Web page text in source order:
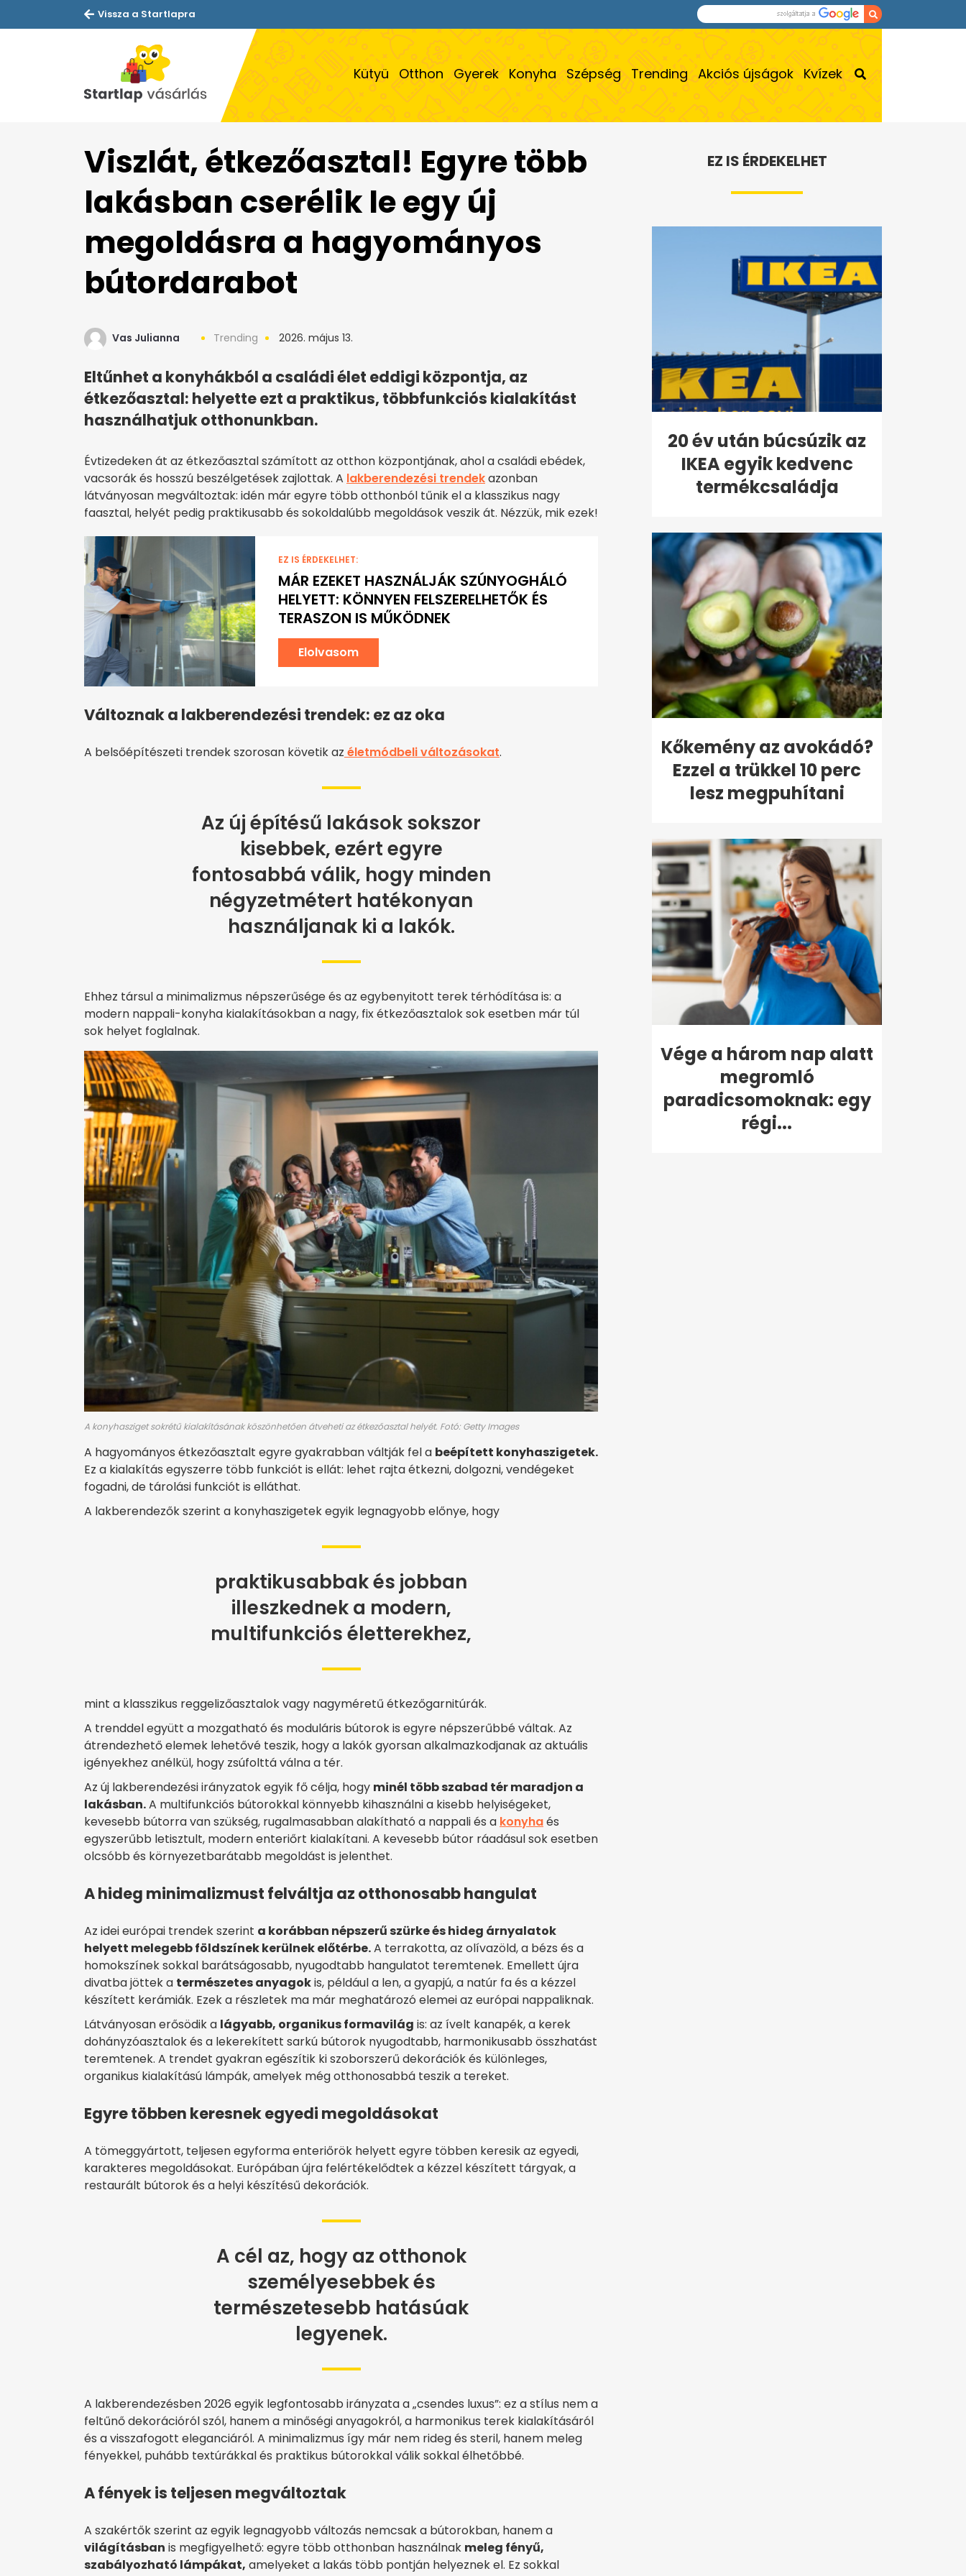
Vissza a Startlapra
Kütyü Otthon Gyerek Konyha Szépség Trending Akciós újságok Kvízek
Viszlát, étkezőasztal! Egyre több
lakásban cserélik le egy új
megoldásra a hagyományos
bútordarabot
Vas Julianna Trending 2026. május 13.
Eltűnhet a konyhákból a családi élet eddigi központja, az
étkezőasztal: helyette ezt a praktikus, többfunkciós kialakítást
használhatjuk otthonunkban.
Évtizedeken át az étkezőasztal számított az otthon központjának, ahol a családi ebédek,
vacsorák és hosszú beszélgetések zajlottak. A lakberendezési trendekazonban
látványosan megváltoztak: idén már egyre több otthonból tűnik el a klasszikus nagy
faasztal, helyét pedig praktikusabb és sokoldalúbb megoldások veszik át. Nézzük, mik ezek!
EZ IS ÉRDEKELHET:
MÁR EZEKET HASZNÁLJÁK SZÚNYOGHÁLÓ
HELYETT: KÖNNYEN FELSZERELHETŐK ÉS
TERASZON IS MŰKÖDNEK
Elolvasom
Változnak a lakberendezési trendek: ez az oka
A belsőépítészeti trendek szorosan követik az életmódbeli változásokat.
Az új építésű lakások sokszor
kisebbek, ezért egyre
fontosabbá válik, hogy minden
négyzetmétert hatékonyan
használjanak ki a lakók.
Ehhez társul a minimalizmus népszerűsége és az egybenyitott terek térhódítása is: a
modern nappali-konyha kialakításokban a nagy, fix étkezőasztalok sok esetben már túl
sok helyet foglalnak.
A konyhasziget sokrétű kialakításának köszönhetően átveheti az étkezőasztal helyét. Fotó: Getty Images
A hagyományos étkezőasztalt egyre gyakrabban váltják fel a beépített konyhaszigetek.
Ez a kialakítás egyszerre több funkciót is ellát: lehet rajta étkezni, dolgozni, vendégeket
fogadni, de tárolási funkciót is elláthat.
A lakberendezők szerint a konyhaszigetek egyik legnagyobb előnye, hogy
praktikusabbak és jobban
illeszkednek a modern,
multifunkciós életterekhez,
mint a klasszikus reggelizőasztalok vagy nagyméretű étkezőgarnitúrák.
A trenddel együtt a mozgatható és moduláris bútorok is egyre népszerűbbé váltak. Az
átrendezhető elemek lehetővé teszik, hogy a lakók gyorsan alkalmazkodjanak az aktuális
igényekhez anélkül, hogy zsúfolttá válna a tér.
Az új lakberendezési irányzatok egyik fő célja, hogy minél több szabad tér maradjon a
lakásban.A multifunkciós bútorokkal könnyebb kihasználni a kisebb helyiségeket,
kevesebb bútorra van szükség, rugalmasabban alakítható a nappali és a konyhaés
egyszerűbb letisztult, modern enteriőrt kialakítani. A kevesebb bútor ráadásul sok esetben
olcsóbb és környezetbarátabb megoldást is jelenthet.
A hideg minimalizmust felváltja az otthonosabb hangulat
Az idei európai trendek szerint a korábban népszerű szürke és hideg árnyalatok
helyett melegebb földszínek kerülnek előtérbe.A terrakotta, az olívazöld, a bézs és a
homokszínek sokkal barátságosabb, nyugodtabb hangulatot teremtenek. Emellett újra
divatba jöttek a természetes anyagokis, például a len, a gyapjú, a natúr fa és a kézzel
készített kerámiák. Ezek a részletek ma már meghatározó elemei az európai nappaliknak.
Látványosan erősödik a lágyabb, organikus formavilág is: az ívelt kanapék, a kerek
dohányzóasztalok és a lekerekített sarkú bútorok nyugodtabb, harmonikusabb összhatást
teremtenek. A trendet gyakran egészítik ki szoborszerű dekorációk és különleges,
organikus kialakítású lámpák, amelyek még otthonosabbá teszik a tereket.
Egyre többen keresnek egyedi megoldásokat
A tömeggyártott, teljesen egyforma enteriőrök helyett egyre többen keresik az egyedi,
karakteres megoldásokat. Európában újra felértékelődtek a kézzel készített tárgyak, a
restaurált bútorok és a helyi készítésű dekorációk.
A cél az, hogy az otthonok
személyesebbek és
természetesebb hatásúak
legyenek.
A lakberendezésben 2026 egyik legfontosabb irányzata a „csendes luxus”: ez a stílus nem a
feltűnő dekorációról szól, hanem a minőségi anyagokról, a harmonikus terek kialakításáról
és a visszafogott eleganciáról. A minimalizmus így már nem rideg és steril, hanem meleg
fényekkel, puhább textúrákkal és praktikus bútorokkal válik sokkal élhetőbbé.
A fények is teljesen megváltoztak
A szakértők szerint az egyik legnagyobb változás nemcsak a bútorokban, hanem a
világításban is megfigyelhető: egyre több otthonban használnak meleg fényű,
szabályozható lámpákat, amelyeket a lakás több pontján helyeznek el. Ez sokkal
EZ IS ÉRDEKELHET
20 év után búcsúzik az
IKEA egyik kedvenc
termékcsaládja
Kőkemény az avokádó?
Ezzel a trükkel 10 perc
lesz megpuhítani
Vége a három nap alatt
megromló
paradicsomoknak: egy
régi...